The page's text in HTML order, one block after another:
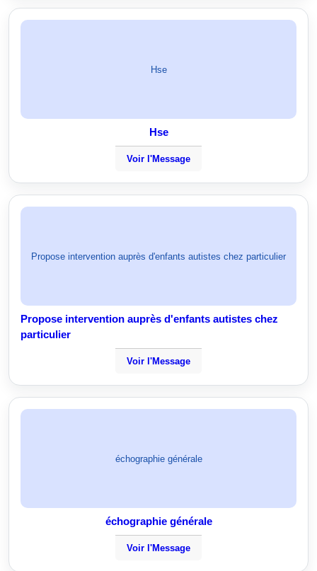
Hse
Hse
Voir l'Message
Propose intervention auprès d'enfants autistes chez particulier
Propose intervention auprès d'enfants autistes chez
particulier
Voir l'Message
échographie générale
échographie générale
Voir l'Message